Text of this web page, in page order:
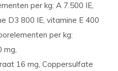
per kg: A 7.500 IE,
D3 800 IE, vitamine E 400
per kg:
mg,
16 mg, Coppersulfate